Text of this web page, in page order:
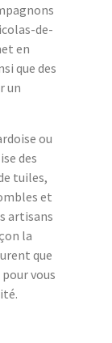
de-
en
que des
un
ou
des
tuiles,
et
artisans
la
que
vous